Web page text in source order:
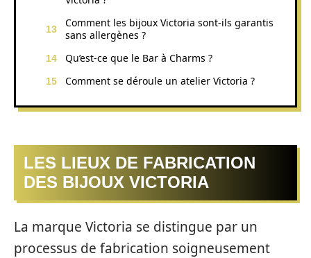
Comment les bijoux Victoria sont-ils garantis
sans allergènes ?
Qu’est-ce que le Bar à Charms ?
Comment se déroule un atelier Victoria ?
LES LIEUX DE FABRICATION
DES BIJOUX VICTORIA
La marque Victoria se distingue par un
processus de fabrication soigneusement